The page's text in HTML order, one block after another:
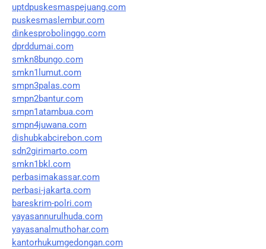
uptdpuskesmaspejuang.com
puskesmaslembur.com
dinkesprobolinggo.com
dprddumai.com
smkn8bungo.com
smkn1lumut.com
smpn3palas.com
smpn2bantur.com
smpn1atambua.com
smpn4juwana.com
dishubkabcirebon.com
sdn2girimarto.com
smkn1bkl.com
perbasimakassar.com
perbasi-jakarta.com
bareskrim-polri.com
yayasannurulhuda.com
yayasanalmuthohar.com
kantorhukumgedongan.com